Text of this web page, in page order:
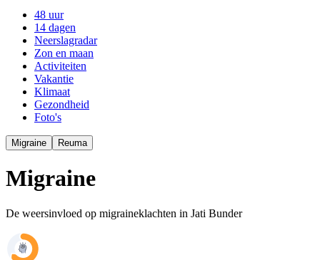
48 uur
14 dagen
Neerslagradar
Zon en maan
Activiteiten
Vakantie
Klimaat
Gezondheid
Foto's
Migraine Reuma
Migraine
De weersinvloed op migraineklachten in Jati Bunder